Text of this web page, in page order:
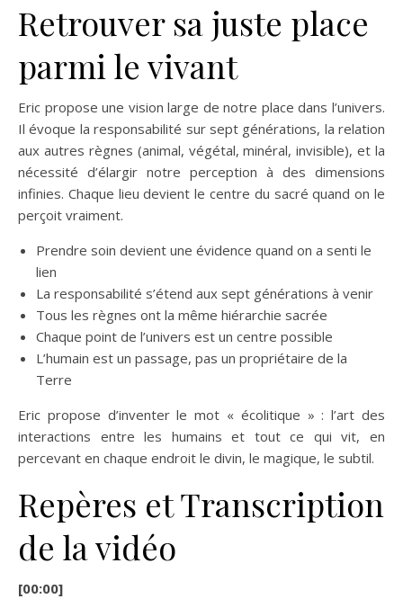
Retrouver sa juste place
parmi le vivant
Eric propose une vision large de notre place dans l’univers.
Il évoque la responsabilité sur sept générations, la relation
aux autres règnes (animal, végétal, minéral, invisible), et la
nécessité d’élargir notre perception à des dimensions
infinies. Chaque lieu devient le centre du sacré quand on le
perçoit vraiment.
Prendre soin devient une évidence quand on a senti le
lien
La responsabilité s’étend aux sept générations à venir
Tous les règnes ont la même hiérarchie sacrée
Chaque point de l’univers est un centre possible
L’humain est un passage, pas un propriétaire de la
Terre
Eric propose d’inventer le mot « écolitique » : l’art des
interactions entre les humains et tout ce qui vit, en
percevant en chaque endroit le divin, le magique, le subtil.
Repères et Transcription
de la vidéo
[00:00]